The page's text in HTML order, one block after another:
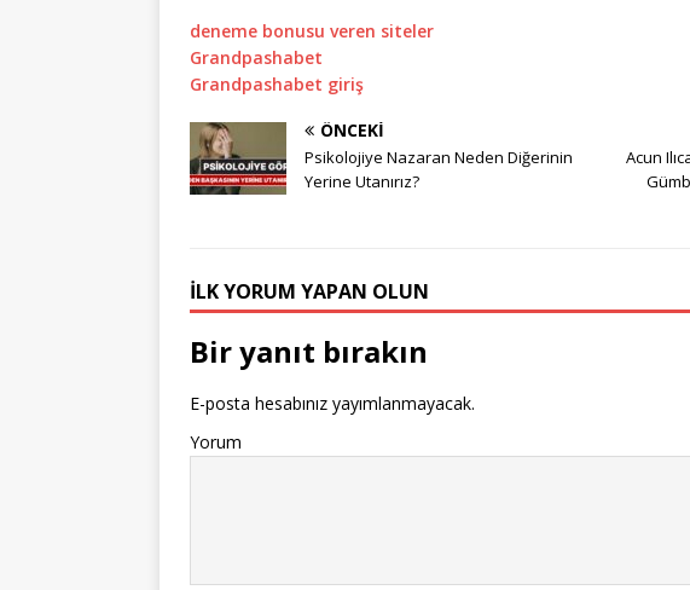
deneme bonusu veren siteler
Grandpashabet
Grandpashabet giriş
ÖNCEKI
Psikolojiye Nazaran Neden Diğerinin
Yerine Utanırız?
Acun
İLK YORUM YAPAN OLUN
Bir yanıt bırakın
E-posta hesabınız yayımlanmayacak.
Yorum